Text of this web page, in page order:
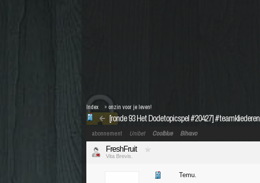
[ronde 93 Het Dodetopicspel #20427] #teamkliederen
Index » onzin voor je leven!
abonnement Unibet Coolblue Bitvavo
FreshFruit
Vita Brevis.
Temu.